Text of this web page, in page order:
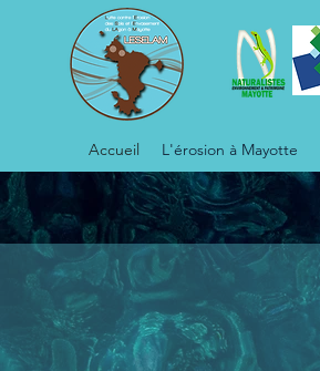
Accueil L'érosion à Mayotte